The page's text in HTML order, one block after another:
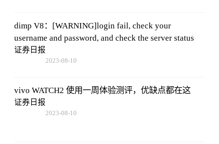
dimp V8：[WARNING]login fail, check your
username and password, and check the server status
证券日报
2023-08-10
vivo WATCH2 使用一周体验测评，优缺点都在这
证券日报
2023-08-10